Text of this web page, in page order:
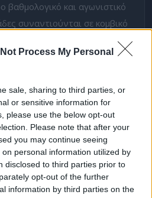
Process My Personal
sale, sharing to third parties, or
or sensitive information for
please use the below opt-out
Please note that after your
you may continue seeing
personal information utilized by
disclosed to third parties prior to
opt-out of the further
information by third parties on the
βαθμολογικό και αγωνιστικό
συναντιούνται σε κομβικό
την εξέλιξη της μάχης του
από θέση ισχύος, έχοντας
έναντι 27 της Τσέλσι με τη
βρίσκεται στους 9 βαθμούς.
ανοίξει την ψαλίδα στο +12,
προβάδισμα στην κούρσα
τη δυνατότητα να πλησιάσουν